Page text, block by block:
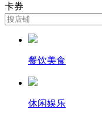
卡券
餐饮美食
休闲娱乐